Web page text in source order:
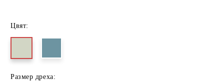
Цвят:
Размер дреха: